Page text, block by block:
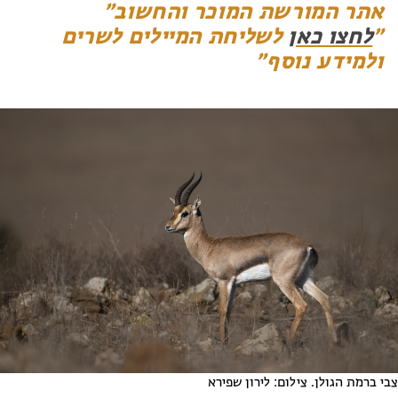
אתר המורשת המוכר והחשוב
לחצו כאן לשליחת המיילים לשרים
ולמידע נוסף
צבי ברמת הגולן. צילום: לירון שפירא